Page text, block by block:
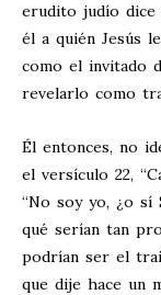
erudito judío dice
él a quién Jesús
como el invitado
revelarlo como
Él entonces, no
el versículo 22,
“No soy yo, ¿o sí
qué serían tan
podrían ser el
que dije hace un